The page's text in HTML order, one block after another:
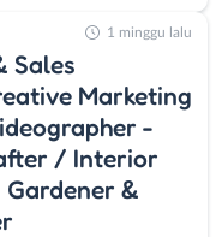
Sales
Marketing
-
/ Interior
&
1 minggu lalu